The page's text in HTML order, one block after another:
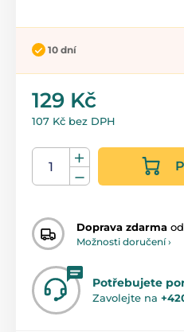
10 dní
129 Kč
107 Kč bez DPH
Doprava zdarma od
Možnosti doručení ›
Potřebujete
Zavolejte na